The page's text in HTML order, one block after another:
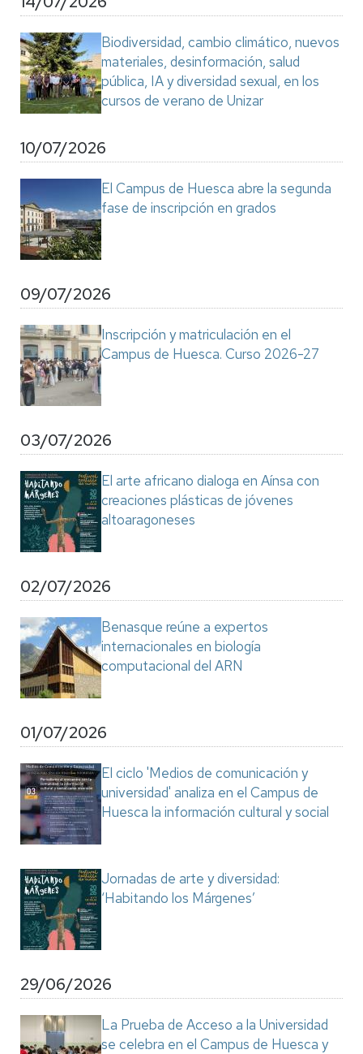
Biodiversidad, cambio climático, nuevos
materiales, desinformación, salud
pública, IA y diversidad sexual, en los
cursos de verano de Unizar
10/07/2026
El Campus de Huesca abre la segunda
fase de inscripción en grados
09/07/2026
Inscripción y matriculación en el
Campus de Huesca. Curso 2026-27
03/07/2026
El arte africano dialoga en Aínsa con
creaciones plásticas de jóvenes
altoaragoneses
02/07/2026
Benasque reúne a expertos
internacionales en biología
computacional del ARN
01/07/2026
El ciclo 'Medios de comunicación y
universidad' analiza en el Campus de
Huesca la información cultural y social
Jornadas de arte y diversidad:
‘Habitando los Márgenes’
29/06/2026
La Prueba de Acceso a la Universidad
se celebra en el Campus de Huesca y